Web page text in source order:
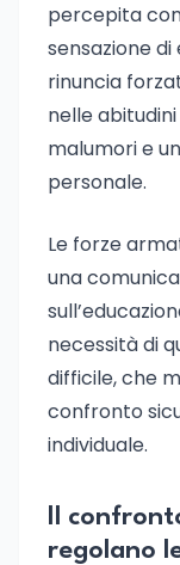
percepita
sensazione
rinuncia
nelle
malumori e
personale.
Le forze
una
necessità di
difficile, che
confronto
individuale.
Il
regolano